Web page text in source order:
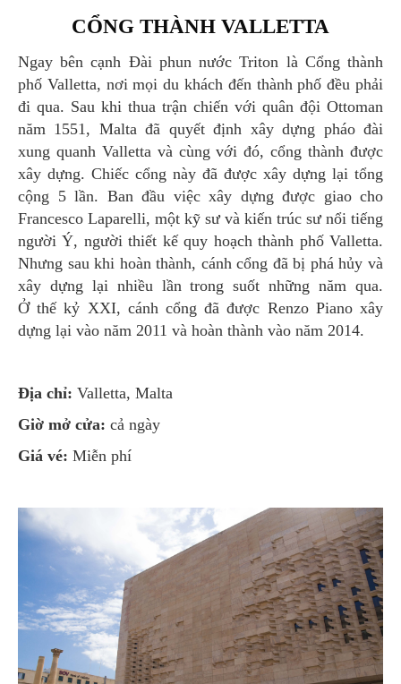
CỔNG THÀNH VALLETTA
Ngay bên cạnh Đài phun nước Triton là Cổng thành
phố Valletta, nơi mọi du khách đến thành phố đều phải
đi qua. Sau khi thua trận chiến với quân đội Ottoman
năm 1551, Malta đã quyết định xây dựng pháo đài
xung quanh Valletta và cùng với đó, cổng thành được
xây dựng. Chiếc cổng này đã được xây dựng lại tổng
cộng 5 lần. Ban đầu việc xây dựng được giao cho
Francesco Laparelli, một kỹ sư và kiến trúc sư nổi tiếng
người Ý, người thiết kế quy hoạch thành phố Valletta.
Nhưng sau khi hoàn thành, cánh cổng đã bị phá hủy và
xây dựng lại nhiều lần trong suốt những năm qua.
Ở thế kỷ XXI, cánh cổng đã được Renzo Piano xây
dựng lại vào năm 2011 và hoàn thành vào năm 2014.
Địa chỉ: Valletta, Malta
Giờ mở cửa: cả ngày
Giá vé: Miễn phí